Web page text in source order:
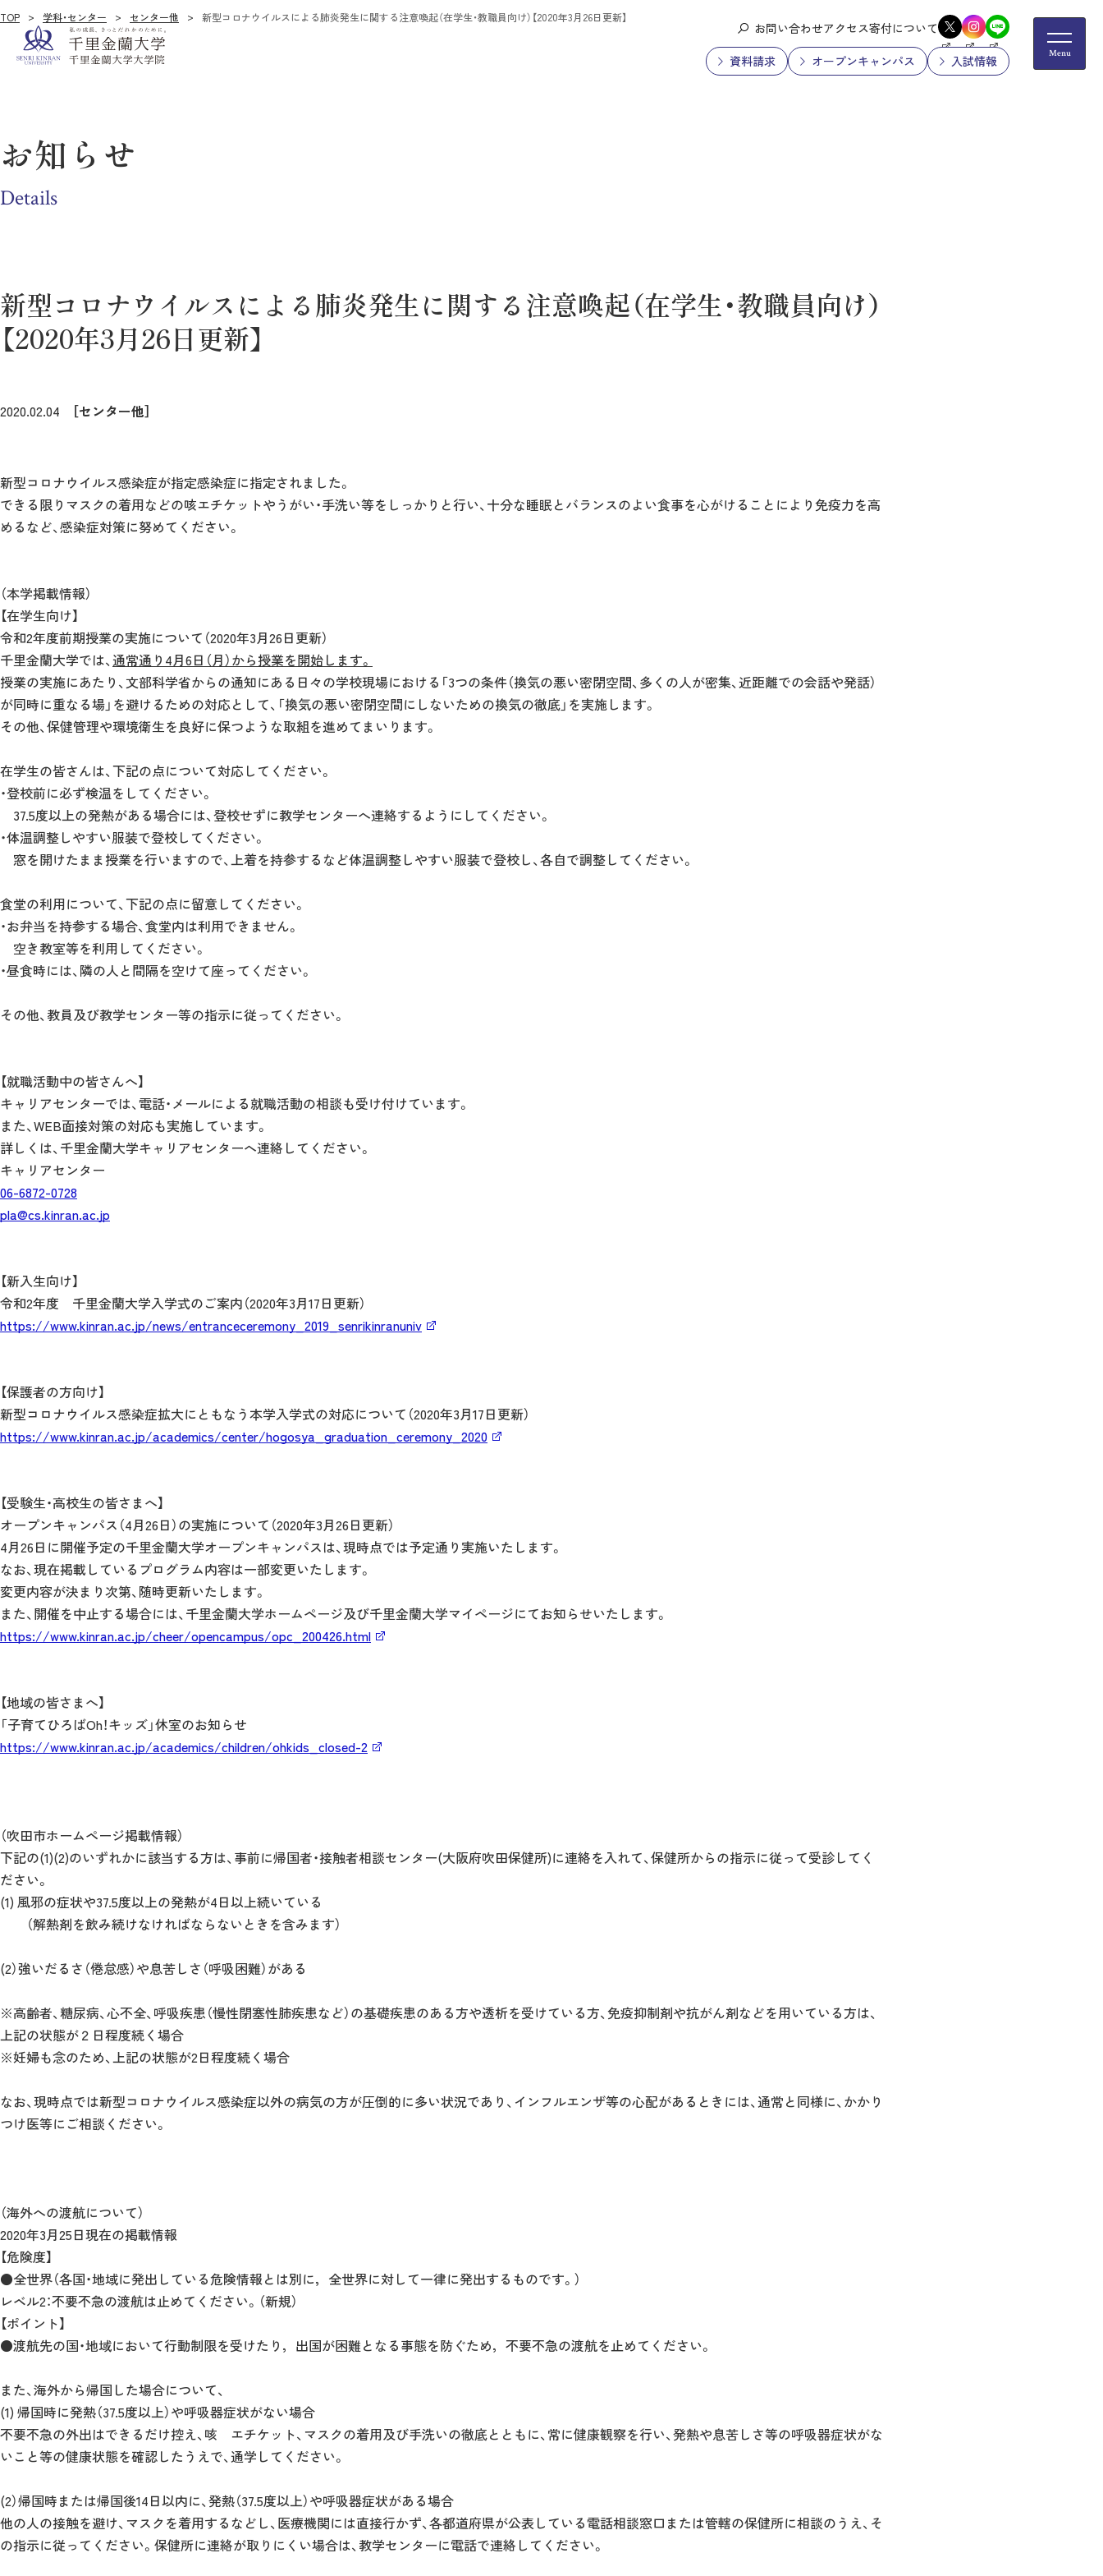
お問い合わせアクセス寄付について
資料請求 オープンキャンパス 入試情報
TOP 学科・センター センター他 新型コロナウイルスによる肺炎発生に関する注意喚起（在学生・教職員向け）【2020年3月26日更新】
お知らせ
Details
新型コロナウイルスによる肺炎発生に関する注意喚起（在学生・教職員向け）
【2020年3月26日更新】
2020.02.04 ［センター他］
新型コロナウイルス感染症が指定感染症に指定されました。
できる限りマスクの着用などの咳エチケットやうがい・手洗い等をしっかりと行い、十分な睡眠とバランスのよい食事を心がけることにより免疫力を高
めるなど、感染症対策に努めてください。
（本学掲載情報）
【在学生向け】
令和2年度前期授業の実施について（2020年3月26日更新）
千里金蘭大学では、 通常通り4月6日（月）から授業を開始します。
授業の実施にあたり、文部科学省からの通知にある日々の学校現場における「3つの条件（換気の悪い密閉空間、多くの人が密集、近距離での会話や発話）
が同時に重なる場」を避けるための対応として、「換気の悪い密閉空間にしないための換気の徹底」を実施します。
その他、保健管理や環境衛生を良好に保つような取組を進めてまいります。
在学生の皆さんは、下記の点について対応してください。
・登校前に必ず検温をしてください。
37.5度以上の発熱がある場合には、登校せずに教学センターへ連絡するようにしてください。
・体温調整しやすい服装で登校してください。
窓を開けたまま授業を行いますので、上着を持参するなど体温調整しやすい服装で登校し、各自で調整してください。
食堂の利用について、下記の点に留意してください。
・お弁当を持参する場合、食堂内は利用できません。
空き教室等を利用してください。
・昼食時には、隣の人と間隔を空けて座ってください。
その他、教員及び教学センター等の指示に従ってください。
【就職活動中の皆さんへ】
キャリアセンターでは、電話・メールによる就職活動の相談も受け付けています。
また、WEB面接対策の対応も実施しています。
詳しくは、千里金蘭大学キャリアセンターへ連絡してください。
キャリアセンター
06-6872-0728
pla@cs.kinran.ac.jp
【新入生向け】
令和2年度 千里金蘭大学入学式のご案内（2020年3月17日更新）
https://www.kinran.ac.jp/news/entranceceremony_2019_senrikinranuniv
【保護者の方向け】
新型コロナウイルス感染症拡大にともなう本学入学式の対応について（2020年3月17日更新）
https://www.kinran.ac.jp/academics/center/hogosya_graduation_ceremony_2020
【受験生・高校生の皆さまへ】
オープンキャンパス（4月26日）の実施について（2020年3月26日更新）
4月26日に開催予定の千里金蘭大学オープンキャンパスは、現時点では予定通り実施いたします。
なお、現在掲載しているプログラム内容は一部変更いたします。
変更内容が決まり次第、随時更新いたします。
また、開催を中止する場合には、千里金蘭大学ホームページ及び千里金蘭大学マイページにてお知らせいたします。
https://www.kinran.ac.jp/cheer/opencampus/opc_200426.html
【地域の皆さまへ】
「子育てひろばOh！キッズ」休室のお知らせ
https://www.kinran.ac.jp/academics/children/ohkids_closed-2
（吹田市ホームページ掲載情報）
下記の(1)(2)のいずれかに該当する方は、事前に帰国者・接触者相談センター(大阪府吹田保健所)に連絡を入れて、保健所からの指示に従って受診してく
ださい。
(1) 風邪の症状や37.5度以上の発熱が4日以上続いている
（解熱剤を飲み続けなければならないときを含みます）
(2）強いだるさ（倦怠感）や息苦しさ（呼吸困難）がある
※高齢者、糖尿病、心不全、呼吸疾患（慢性閉塞性肺疾患など）の基礎疾患のある方や透析を受けている方、免疫抑制剤や抗がん剤などを用いている方は、
上記の状態が２日程度続く場合
※妊婦も念のため、上記の状態が2日程度続く場合
なお、現時点では新型コロナウイルス感染症以外の病気の方が圧倒的に多い状況であり、インフルエンザ等の心配があるときには、通常と同様に、かかり
つけ医等にご相談ください。
（海外への渡航について）
2020年3月25日現在の掲載情報
【危険度】
●全世界（各国・地域に発出している危険情報とは別に，全世界に対して一律に発出するものです。）
レベル2：不要不急の渡航は止めてください。（新規）
【ポイント】
●渡航先の国・地域において行動制限を受けたり，出国が困難となる事態を防ぐため，不要不急の渡航を止めてください。
また、海外から帰国した場合について、
(1) 帰国時に発熱（37.5度以上）や呼吸器症状がない場合
不要不急の外出はできるだけ控え、咳 エチケット、マスクの着用及び手洗いの徹底とともに、常に健康観察を行い、発熱や息苦しさ等の呼吸器症状がな
いこと等の健康状態を確認したうえで、通学してください。
(2）帰国時または帰国後14日以内に、発熱（37.5度以上）や呼吸器症状がある場合
他の人の接触を避け、マスクを着用するなどし、医療機関には直接行かず、各都道府県が公表している電話相談窓口または管轄の保健所に相談のうえ、そ
の指示に従ってください。保健所に連絡が取りにくい場合は、教学センターに電話で連絡してください。